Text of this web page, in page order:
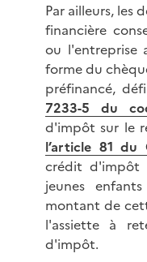
Par ailleurs, les
financière
ou l'entreprise
forme du
préfinancé,
7233-5 du
d'impôt sur le
l’article 81 du
crédit d'impôt
jeunes
montant de
l'assiette à
d'impôt.